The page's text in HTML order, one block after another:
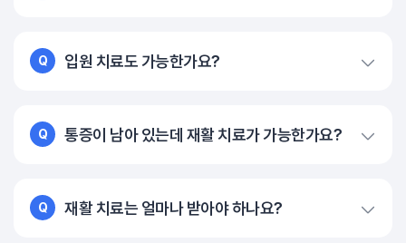
Q 입원 치료도 가능한가요?
Q 통증이 남아 있는데 재활 치료가 가능한가요?
Q 재활 치료는 얼마나 받아야 하나요?